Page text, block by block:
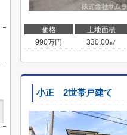
価格 土地面積
990万円 330.00㎡
小正 2世帯戸建て